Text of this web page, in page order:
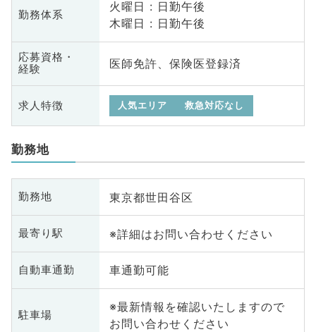
勤務体系
火曜日 : 日勤午後
木曜日 : 日勤午後
応募資格・
経験
医師免許、保険医登録済
求人特徴 人気エリア 救急対応なし
勤務地
勤務地 東京都世田谷区
最寄り駅 ※詳細はお問い合わせください
自動車通勤 車通勤可能
駐車場
※最新情報を確認いたしますので
お問い合わせください